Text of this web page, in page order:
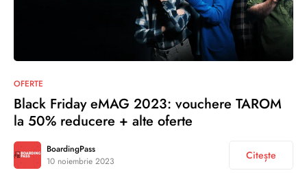
OFERTE
Black Friday eMAG 2023: vouchere TAROM
la 50% reducere + alte oferte
BoardingPass
10 noiembrie 2023
Citește